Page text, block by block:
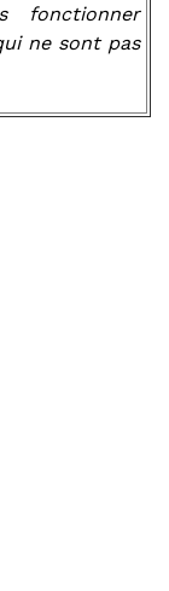
fonctionner
ne sont pas